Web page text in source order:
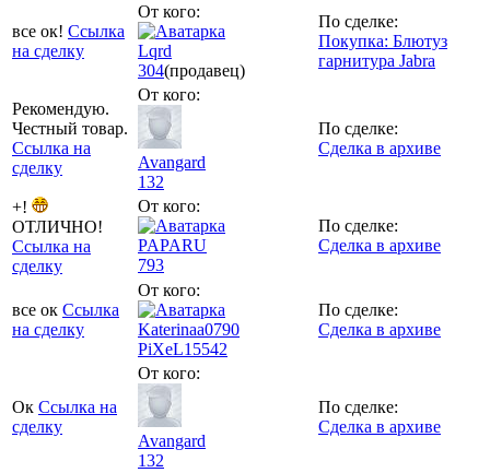
все ок! Ссылка
на сделку
От кого:
Lqrd
304(продавец)
По сделке:
Покупка: Блютуз
гарнитура Jabra
Рекомендую.
Честный товар.
Ссылка на
сделку
От кого:
Avangard
132
По сделке:
Сделка в архиве
+!
ОТЛИЧНО!
Ссылка на
сделку
От кого:
PAPARU
793
По сделке:
Сделка в архиве
все ок Ссылка
на сделку
От кого:
Katerinaa0790
PiXeL15542
По сделке:
Сделка в архиве
Ок Ссылка на
сделку
От кого:
Avangard
132
По сделке:
Сделка в архиве